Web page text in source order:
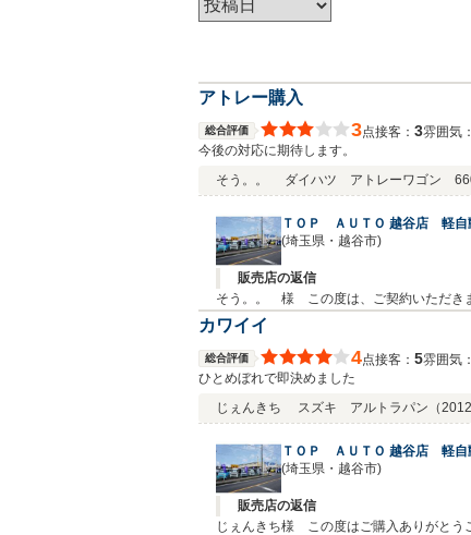
アトレー購入
総合評価 3点接客： 3雰囲気：
今後の対応に期待します。
そう。。
ダイハツ アトレーワゴン
ＴＯＰ ＡＵＴＯ 越谷店 軽自
(埼玉県・越谷市)
販売店の返信
そう。。 様 この度は、ご契約いただき
ます。今後、期待にお答えできるよう、
カワイイ
総合評価 4点接客： 5雰囲気：
ひとめぼれで即決めました
じぇんきち
スズキ アルトラパン （
ＴＯＰ ＡＵＴＯ 越谷店 軽自
(埼玉県・越谷市)
販売店の返信
じぇんきち様 この度はご購入ありがとう